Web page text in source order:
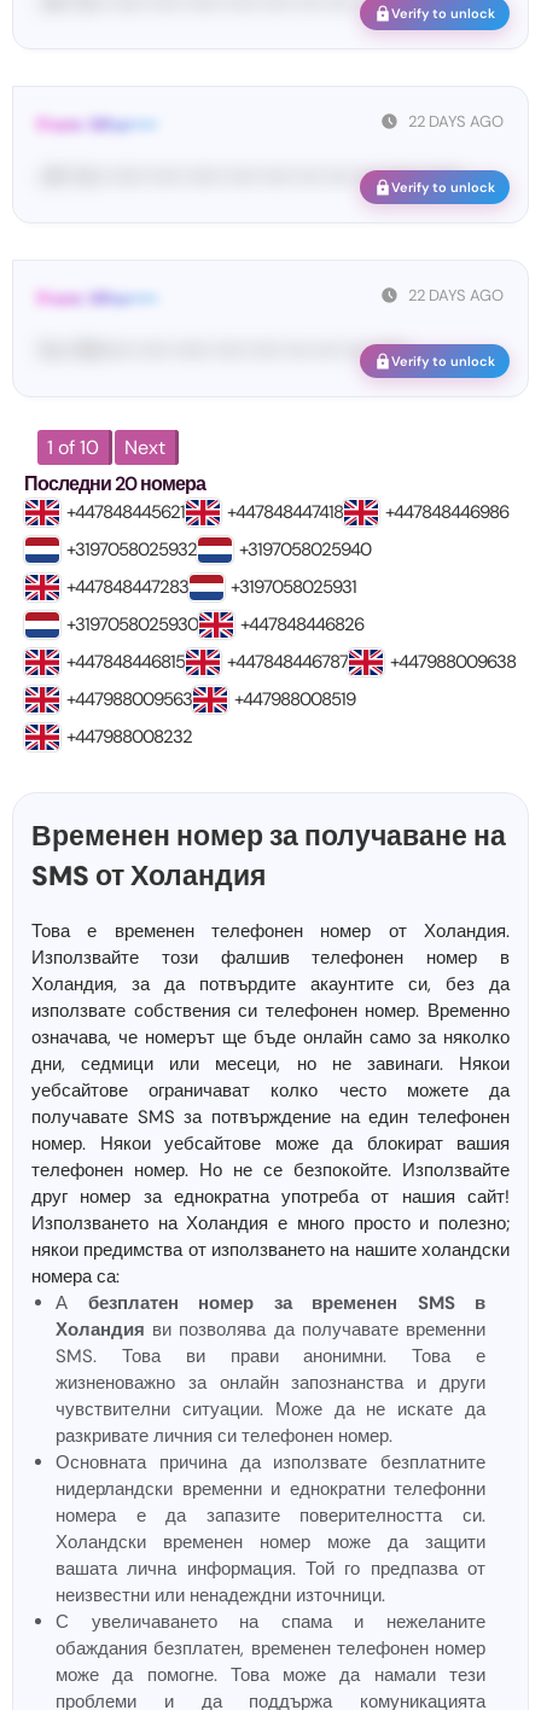
Verify to unlock
22 DAYS AGO
From: Wha•••••
<#• Yo•• •••••• ••••• •••••• ••••• ••••• •••• •••• •••• •••••• ••••••
Verify to unlock
22 DAYS AGO
From: Wha•••••
Yo•• Wh••••• ••••• •••••• ••••• ••••• •••• •••• •••• ••••••Verify to unlock
1 of 10
Next
Последни 20 номера
+447848445621 +447848447418
+447848446986
+3197058025932
+3197058025940
+447848447283
+3197058025931
+3197058025930
+447848446826
+447848446815
+447848446787
+447988009638
+447988009563
+447988008519
+447988008232
Временен номер за получаване на
SMS от Холандия
Това е временен телефонен номер от Холандия.
Използвайте този фалшив телефонен номер в
Холандия, за да потвърдите акаунтите си, без да
използвате собствения си телефонен номер. Временно
означава, че номерът ще бъде онлайн само за няколко
дни, седмици или месеци, но не завинаги. Някои
уебсайтове ограничават колко често можете да
получавате SMS за потвърждение на един телефонен
номер. Някои уебсайтове може да блокират вашия
телефонен номер. Но не се безпокойте. Използвайте
друг номер за еднократна употреба от нашия сайт!
Използването на Холандия е много просто и полезно;
някои предимства от използването на нашите холандски
номера са:
А безплатен номер за временен SMS в
Холандия ви позволява да получавате временни
SMS. Това ви прави анонимни. Това е
жизненоважно за онлайн запознанства и други
чувствителни ситуации. Може да не искате да
разкривате личния си телефонен номер.
Основната причина да използвате безплатните
нидерландски временни и еднократни телефонни
номера е да запазите поверителността си.
Холандски временен номер може да защити
вашата лична информация. Той го предпазва от
неизвестни или ненадеждни източници.
С увеличаването на спама и нежеланите
обаждания безплатен, временен телефонен номер
може да помогне. Това може да намали тези
проблеми и да поддържа комуникацията